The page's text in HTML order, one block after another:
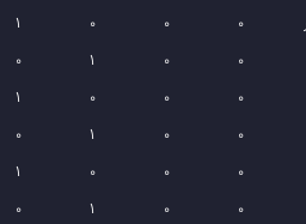
0
0
0
1
0
0
1
0
0
0
0
1
0
0
1
0
0
0
0
1
0
0
1
0